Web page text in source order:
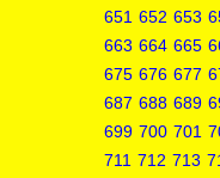
651 652 653
663 664 665
675 676 677
687 688 689
699 700 701
711 712 713